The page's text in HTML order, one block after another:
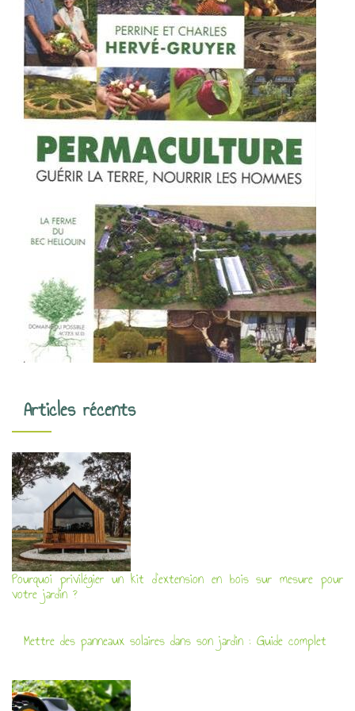
Articles récents
Pourquoi privilégier un kit d’extension en bois sur mesure pour
votre jardin ?
Mettre des panneaux solaires dans son jardin : Guide complet